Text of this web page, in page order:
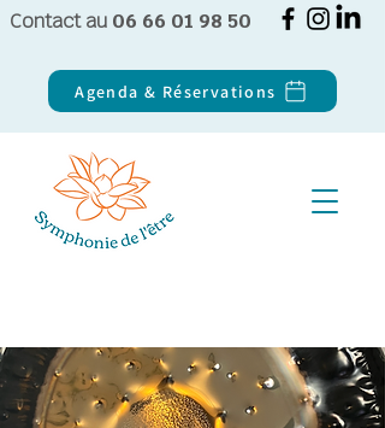
Contact au 06 66 01 98 50
Agenda & Réservations